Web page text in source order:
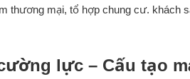
thương mại, tổ hợp chung cư. khách
lực – Cấu tạo